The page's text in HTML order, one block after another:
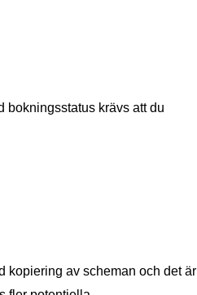
bokningsstatus krävs att du
kopiering av scheman och det är